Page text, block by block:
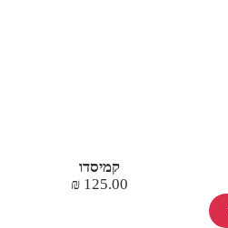
קמיסדו
125.00
₪